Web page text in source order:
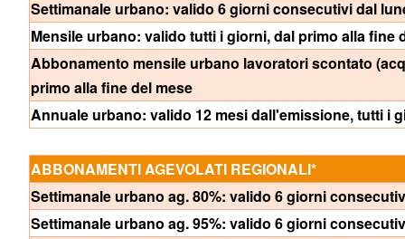
Settimanale urbano: valido 6 giorni consecutivi dal
Mensile urbano: valido tutti i giorni, dal primo alla fine
Abbonamento mensile urbano lavoratori scontato
primo alla fine del mese
Annuale urbano: valido 12 mesi dall'emissione, tutti i
ABBONAMENTI AGEVOLATI REGIONALI*
Settimanale urbano ag. 80%: valido 6 giorni
Settimanale urbano ag. 95%: valido 6 giorni